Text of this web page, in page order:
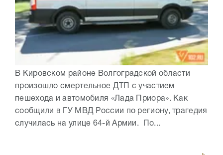
В Кировском районе Волгоградской области
произошло смертельное ДТП с участием
пешехода и автомобиля «Лада Приора». Как
сообщили в ГУ МВД России по региону, трагедия
случилась на улице 64-й Армии. По...